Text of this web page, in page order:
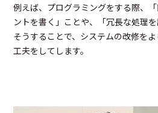
例えば、プログラミングをする際、
ントを書く」ことや、「冗長な処理を
そうすることで、システムの改修を
工夫をしてします。